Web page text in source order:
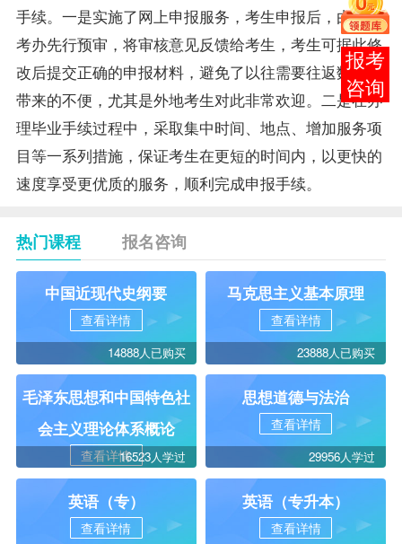
手续。一是实施了网上申报服务，考生申报后，由市自
考办先行预审，将审核意见反馈给考生，考生可据此修
改后提交正确的申报材料，避免了以往需要往返数次所
带来的不便，尤其是外地考生对此非常欢迎。二是在办
理毕业手续过程中，采取集中时间、地点、增加服务项
目等一系列措施，保证考生在更短的时间内，以更快的
速度享受更优质的服务，顺利完成申报手续。
热门课程 报名咨询
中国近现代史纲要
查看详情
14888人已购买
马克思主义基本原理
查看详情
23888人已购买
毛泽东思想和中国特色社
会主义理论体系概论
查看详情16523人学过
思想道德与法治
查看详情
29956人学过
英语（专）
查看详情
英语（专升本）
查看详情
报考
咨询